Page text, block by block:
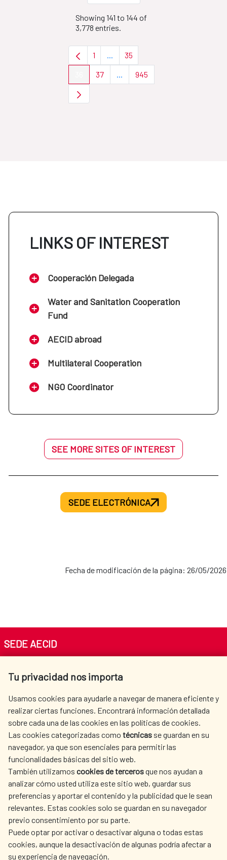
Showing 141 to 144 of
3,778 entries.
Page
1 ...Intermediate Pages Use TAB to
Page
35
Page Page
37 ...Intermediate Pages Use TAB
Page
945
LINKS OF INTEREST
Cooperación Delegada
Water and Sanitation Cooperation
Fund
AECID abroad
Multilateral Cooperation
NGO Coordinator
SEE MORE SITES OF INTEREST
SEDE ELECTRÓNICA
Fecha de modificación de la página: 26/05/2026
Tu privacidad nos importa
Usamos cookies para ayudarle a navegar de manera eficiente y
realizar ciertas funciones. Encontrará información detallada
sobre cada una de las cookies en las políticas de cookies.
Las cookies categorizadas como técnicas se guardan en su
navegador, ya que son esenciales para permitir las
funcionalidades básicas del sitio web.
También utilizamos cookies de tercerosque nos ayudan a
analizar cómo usted utiliza este sitio web, guardar sus
preferencias y aportar el contenido y la publicidad que le sean
relevantes. Estas cookies solo se guardan en su navegador
previo consentimiento por su parte.
Puede optar por activar o desactivar alguna o todas estas
cookies, aunque la desactivación de algunas podría afectar a
su experiencia de navegación.
SEDE AECID
Tel. +34 900 20 30 54​​​​​​​
AECID
WHERE DO WE COOPERATE?
SPANISH HUMANITARIAN
ACTION
PRESS ROOM
CULTURE AND SCIENCE LIBRARY
OUR SOCIAL MEDIA